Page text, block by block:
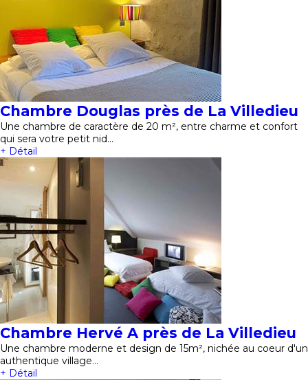
Chambre Douglas près de La Villedieu
Une chambre de caractère de 20 m², entre charme et confort
qui sera votre petit nid…
+ Détail
Chambre Hervé A près de La Villedieu
Une chambre moderne et design de 15m², nichée au coeur d'un
authentique village…
+ Détail